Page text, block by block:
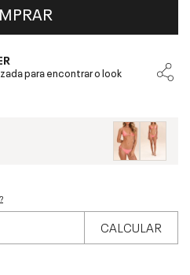
para encontrar o look
CALCULAR